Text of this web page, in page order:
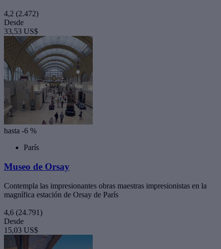
4,2 (2.472)
Desde
33,53 US$
hasta -6 %
París
Museo de Orsay
Contempla las impresionantes obras maestras impresionistas en la
magnífica estación de Orsay de París
4,6 (24.791)
Desde
15,03 US$